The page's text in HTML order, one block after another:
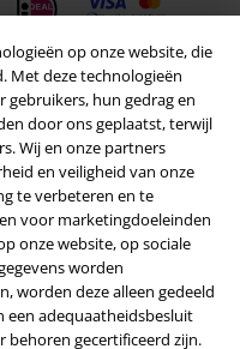
op onze website, die
Met deze technologieën
hun gedrag en
door ons geplaatst, terwijl
Wij en onze partners
en veiligheid van onze
te verbeteren en te
voor marketingdoeleinden
onze website, op sociale
worden
worden deze alleen gedeeld
een adequaatheidsbesluit
behoren gecertificeerd zijn.
Pickup
profiteer van alle nieuwe